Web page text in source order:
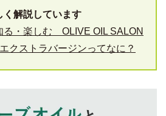
解説しています
る・楽しむ OLIVE OIL SALON
クストラバージンってなに？